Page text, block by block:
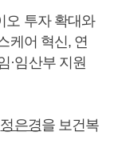
오 투자 확대와
케어 혁신, 연
·임산부 지원
정은경을 보건복